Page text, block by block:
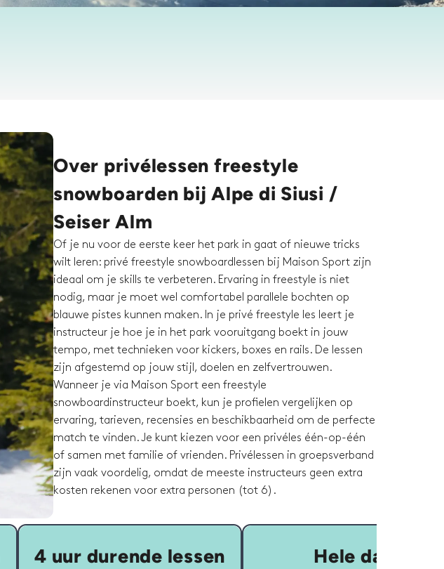
Over privélessen freestyle
snowboarden bij Alpe di Siusi /
Seiser Alm
Of je nu voor de eerste keer het park in gaat of nieuwe tricks
wilt leren: privé freestyle snowboardlessen bij Maison Sport zijn
ideaal om je skills te verbeteren. Ervaring in freestyle is niet
nodig, maar je moet wel comfortabel parallele bochten op
blauwe pistes kunnen maken. In je privé freestyle les leert je
instructeur je hoe je in het park vooruitgang boekt in jouw
tempo, met technieken voor kickers, boxes en rails. De lessen
zijn afgestemd op jouw stijl, doelen en zelfvertrouwen.
Wanneer je via Maison Sport een freestyle
snowboardinstructeur boekt, kun je profielen vergelijken op
ervaring, tarieven, recensies en beschikbaarheid om de perfecte
match te vinden. Je kunt kiezen voor een privéles één-op-één
of samen met familie of vrienden. Privélessen in groepsverband
zijn vaak voordelig, omdat de meeste instructeurs geen extra
kosten rekenen voor extra personen (tot 6).
4 uur durende lessen Hele dag